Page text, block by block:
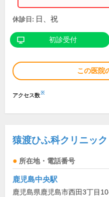
休診日: 日、祝
初診受付
この医院
アクセス数※
猿渡ひふ科クリニック
所在地・電話番号
鹿児島中央駅
鹿児島県鹿児島市西田3丁目